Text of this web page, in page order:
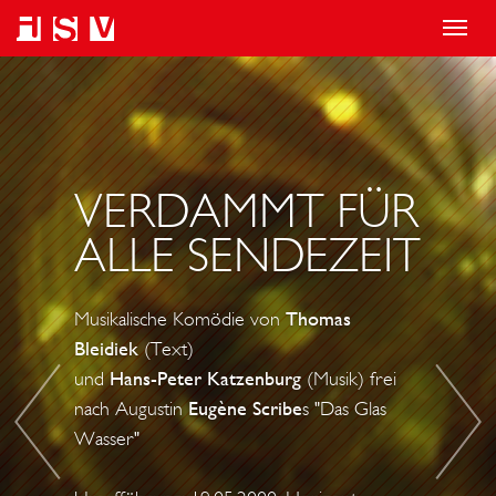
T
o
g
g
l
e
n
a
i
a
S
T
R
M
S
C
H
E
Z
V
Ö
L
L
I
G
D
U
R
H
G
VERDAMMT FÜR
ALLE SENDEZEIT
Musikalische Komödie vonThomas
Bleidiek(Text)
undHans-Peter Katzenburg (Musik) frei
nach AugustinEugène Scribes "Das Glas
Wasser"